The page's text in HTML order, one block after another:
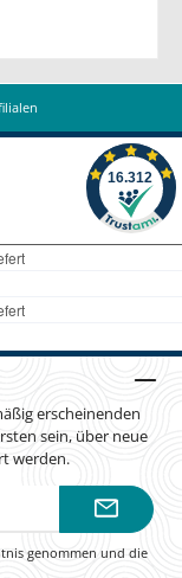
erscheinenden
sein, über neue
werden.
genommen und die